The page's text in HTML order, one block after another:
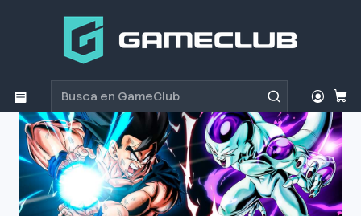
Productos
Cartas Dragon Ball Super Accesories Set 01 < Son Goku
vs Frieza >